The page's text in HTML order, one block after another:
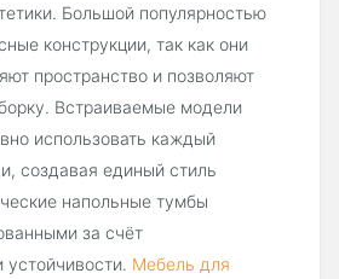
Большой популярностью
конструкции, так как они
пространство и позволяют
Встраиваемые модели
использовать каждый
создавая единый стиль
напольные тумбы
за счёт
устойчивости. Мебель для